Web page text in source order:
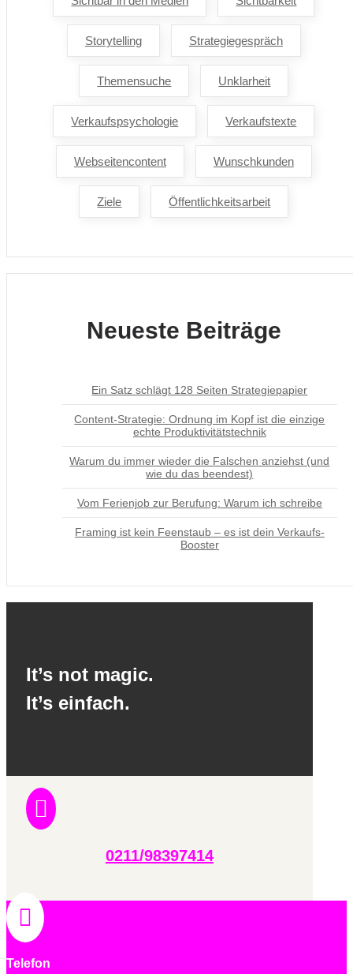
Storytelling Strategiegespräch
Themensuche Unklarheit
Verkaufspsychologie Verkaufstexte
Webseitencontent Wunschkunden
Ziele Öffentlichkeitsarbeit
Neueste Beiträge
Ein Satz schlägt 128 Seiten Strategiepapier
Content-Strategie: Ordnung im Kopf ist die einzige
echte Produktivitätstechnik
Warum du immer wieder die Falschen anziehst (und
wie du das beendest)
Vom Ferienjob zur Berufung: Warum ich schreibe
Framing ist kein Feenstaub – es ist dein Verkaufs-
Booster
It’s not magic.
It’s einfach.

0211/98397414

Telefon